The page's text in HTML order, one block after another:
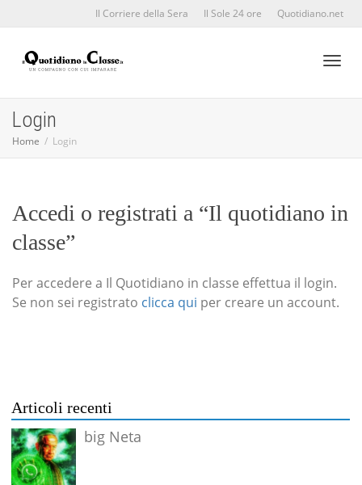
Il Corriere della Sera Il Sole 24 ore Quotidiano.net
Login
Home Login
Accedi o registrati a “Il quotidiano in
classe”
Per accedere a Il Quotidiano in classe effettua il login.
Se non sei registrato clicca qui per creare un account.
Articoli recenti
big Neta